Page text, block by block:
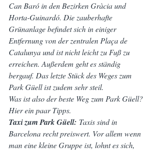
Can Baró in den Bezirken Gràcia und
Horta-Guinardó. Die zauberhafte
Grünanlage befindet sich in einiger
Entfernung von der zentralen Plaça de
Catalunya und ist nicht leicht zu Fuß zu
erreichen. Außerdem geht es ständig
bergauf. Das letzte Stück des Weges zum
Park Güell ist zudem sehr steil.
Was ist also der beste Weg zum Park Güell?
Hier ein paar Tipps.
Taxi zum Park Güell: Taxis sind in
Barcelona recht preiswert. Vor allem wenn
man eine kleine Gruppe ist, lohnt es sich,